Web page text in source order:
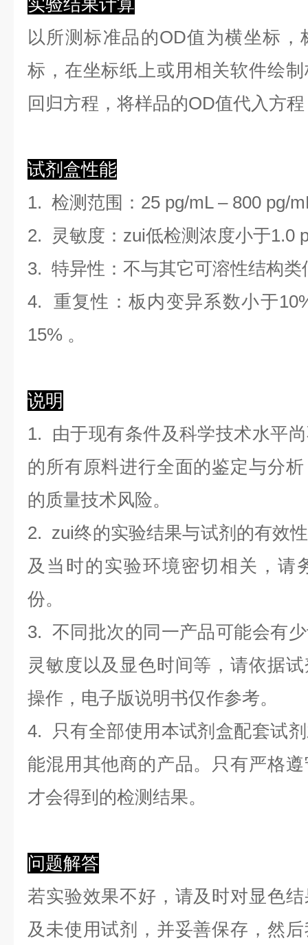
实验结果计算
以所测标准品的OD值为横坐标，
标，在坐标纸上或用相关软件绘制
回归方程 ， 将样品的OD值代入方
试剂盒性能
1. 检测范围 ： 25 pg/mL –800 pg/
2. 灵敏度：zui低检测浓度小于1.0
3. 特异性：不与其它可溶性结构类
4. 重复性：板内变异系数小于10
15% 。
说明
1. 由于现有条件及科学技术水平
的所有原料进行全面的鉴定与分
的质量技术风险。
2. zui终的实验结果与试剂的有效
及当时的实验环境密切相关，请
份。
3. 不同批次的同一产品可能会有
灵敏度以及显色时间等，请依据
操作，电子版说明书仅作参考。
4. 只有全部使用本试剂盒配套试
能混用其他商的产品。只有严格
才会得到的检测结果。
问题解答
若实验效果不好，请及时对显色
及未使用试剂，并妥善保存，然